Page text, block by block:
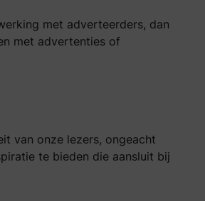
met adverteerders, dan
met advertenties of
van onze lezers, ongeacht
te bieden die aansluit bij